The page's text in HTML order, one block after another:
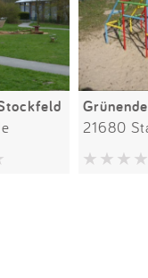
21680